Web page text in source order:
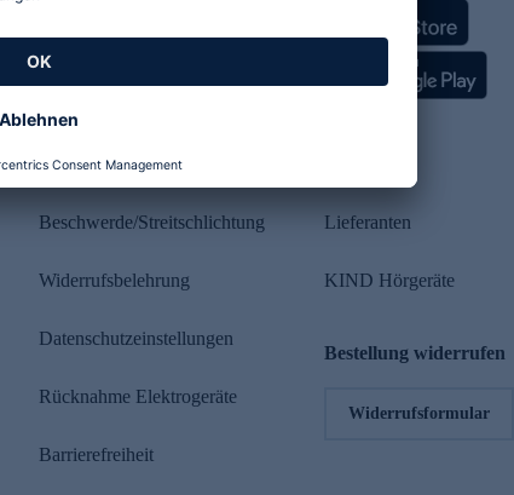
Rechtliches
Beschwerde/Streitschlichtung
Widerrufsbelehrung
Datenschutzeinstellungen
Rücknahme Elektrogeräte
Barrierefreiheit
Lieferanten
KIND Hörgeräte
Bestellung widerrufen
Widerrufsformular